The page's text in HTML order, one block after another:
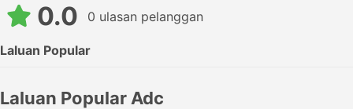
0.0 0 ulasan pelanggan
Laluan Popular
Laluan Popular Adc